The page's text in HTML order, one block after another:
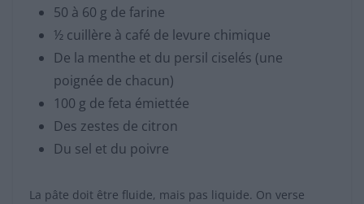
50 à 60 g de farine
½ cuillère à café de levure chimique
De la menthe et du persil ciselés (une
poignée de chacun)
100 g de feta émiettée
Des zestes de citron
Du sel et du poivre
La pâte doit être fluide, mais pas liquide. On verse